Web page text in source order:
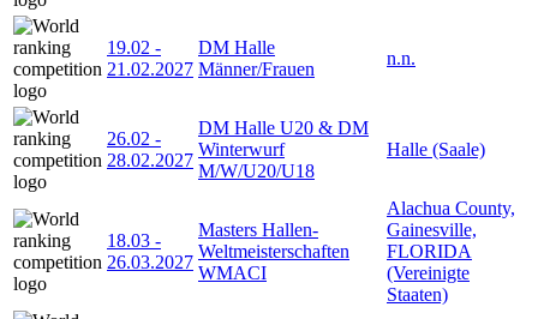
19.02 -
21.02.2027
DM Halle
Männer/Frauen
n.n.
26.02 -
28.02.2027
DM Halle U20 & DM
Winterwurf
M/W/U20/U18
Halle (Saale)
18.03 -
26.03.2027
Masters Hallen-
Weltmeisterschaften
WMACI
Alachua County,
Gainesville,
FLORIDA
(Vereinigte
Staaten)